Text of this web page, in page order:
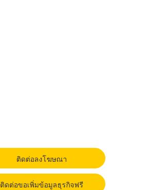
ติดต่อลงโฆษณา
ติดต่อขอเพิ่มข้อมูลธุรกิจฟรี